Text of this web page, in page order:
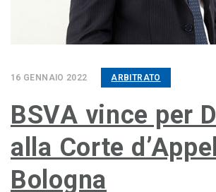
16 GENNAIO 2022 ARBITRATO
BSVA vince per
alla Corte
Bologna